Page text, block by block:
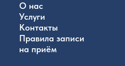
О нас
Услуги
Контакты
Правила записи
на приём